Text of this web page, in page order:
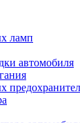
ламп
автомобиля